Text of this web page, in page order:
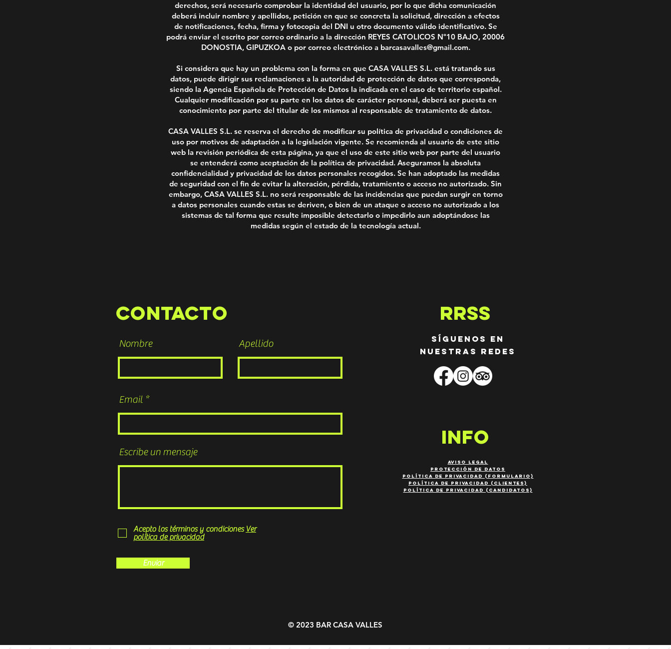
derechos, será necesario comprobar la identidad del usuario, por lo que dicha comunicación
deberá incluir nombre y apellidos, petición en que se concreta la solicitud, dirección a efectos
de notificaciones, fecha, firma y fotocopia del DNI u otro documento válido identificativo. Se
podrá enviar el escrito por correo ordinario a la dirección REYES CATOLICOS Nº10 BAJO, 20006
DONOSTIA, GIPUZKOA o por correo electrónico a barcasavalles@gmail.com.
Si considera que hay un problema con la forma en que CASA VALLES S.L. está tratando sus
datos, puede dirigir sus reclamaciones a la autoridad de protección de datos que corresponda,
siendo la Agencia Española de Protección de Datos la indicada en el caso de territorio español.
Cualquier modificación por su parte en los datos de carácter personal, deberá ser puesta en
conocimiento por parte del titular de los mismos al responsable de tratamiento de datos.
CASA VALLES S.L. se reserva el derecho de modificar su política de privacidad o condiciones de
uso por motivos de adaptación a la legislación vigente. Se recomienda al usuario de este sitio
web la revisión periódica de esta página, ya que el uso de este sitio web por parte del usuario
se entenderá como aceptación de la política de privacidad. Aseguramos la absoluta
confidencialidad y privacidad de los datos personales recogidos. Se han adoptado las medidas
de seguridad con el fin de evitar la alteración, pérdida, tratamiento o acceso no autorizado. Sin
embargo, CASA VALLES S.L. no será responsable de las incidencias que puedan surgir en torno
a datos personales cuando estas se deriven, o bien de un ataque o acceso no autorizado a los
sistemas de tal forma que resulte imposible detectarlo o impedirlo aun adoptándose las
medidas según el estado de la tecnología actual.
CONTACTO RRSS
síguenos en
nuestras redes
INFO
AVISO LEGAL
PROTECCIÓN DE DATOS
política de pr ivacidad (FORMULARIO)
POLÍTICA DE PRIVACIDAD (CLIENTES)
POLÍTICA DE PRIVACIDAD (CANDIDATOS)
© 2023 BAR CASA VALLES
Nombre Apellido
Email
Escribe un mensaje
Acepto los términos y condiciones Ver
política de privacidad
Enviar